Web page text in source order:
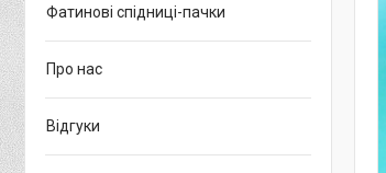
Фатинові спідниці-пачки
Про нас
Відгуки